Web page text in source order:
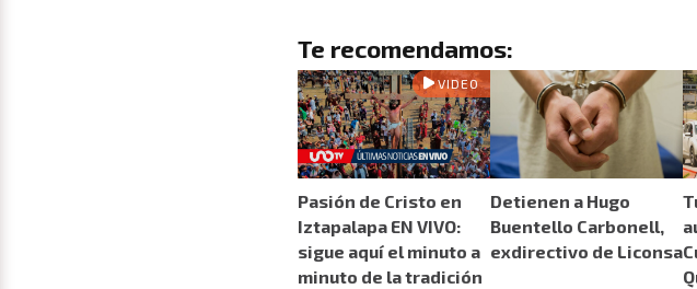
Te recomendamos:
VIDEO
Pasión de Cristo en
Iztapalapa EN VIVO:
sigue aquí el minuto a
minuto de la tradición
Detienen a Hugo
Buentello Carbonell,
exdirectivo de Liconsa